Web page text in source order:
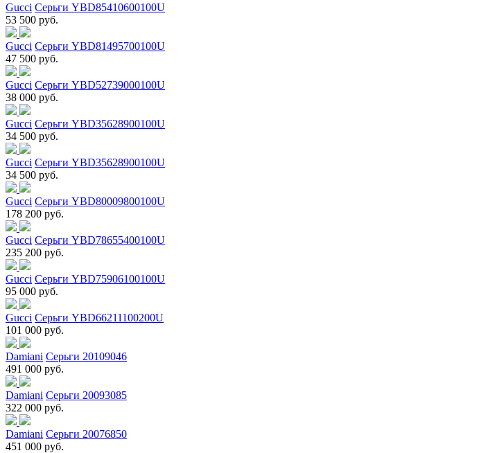
Gucci Серьги YBD85410600100U
53 500 руб.
Gucci Серьги YBD81495700100U
47 500 руб.
Gucci Серьги YBD52739000100U
38 000 руб.
Gucci Серьги YBD35628900100U
34 500 руб.
Gucci Серьги YBD35628900100U
34 500 руб.
Gucci Серьги YBD80009800100U
178 200 руб.
Gucci Серьги YBD78655400100U
235 200 руб.
Gucci Серьги YBD75906100100U
95 000 руб.
Gucci Серьги YBD66211100200U
101 000 руб.
Damiani Серьги 20109046
491 000 руб.
Damiani Серьги 20093085
322 000 руб.
Damiani Серьги 20076850
451 000 руб.